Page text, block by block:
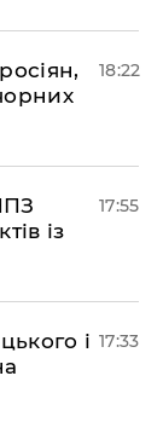
18:22
із
17:55
і 17:33